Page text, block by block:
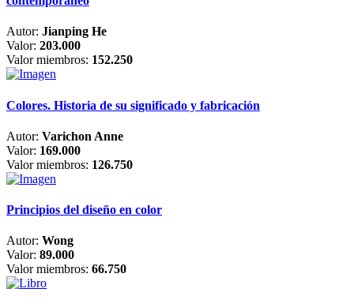
Autor: Jianping He
Valor: 203.000
Valor miembros: 152.250
Colores. Historia de su significado y fabricación
Autor: Varichon Anne
Valor: 169.000
Valor miembros: 126.750
Principios del diseño en color
Autor: Wong
Valor: 89.000
Valor miembros: 66.750